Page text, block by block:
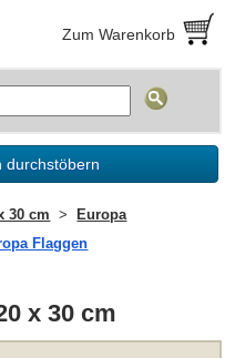
Zum Warenkorb
durchstöbern
30 cm
Europa
Flaggen
x 30 cm